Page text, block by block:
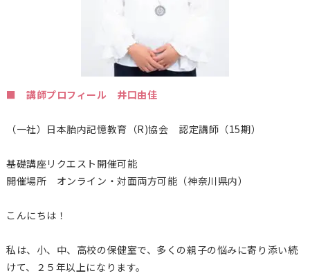
■ 講師プロフィール 井口由佳
（一社）日本胎内記憶教育（R)協会 認定講師（15期）
基礎講座リクエスト開催可能
開催場所 オンライン・対面両方可能（神奈川県内）
こんにちは！
私は、小、中、高校の保健室で、多くの親子の悩みに寄り添い続
けて、２５年以上になります。